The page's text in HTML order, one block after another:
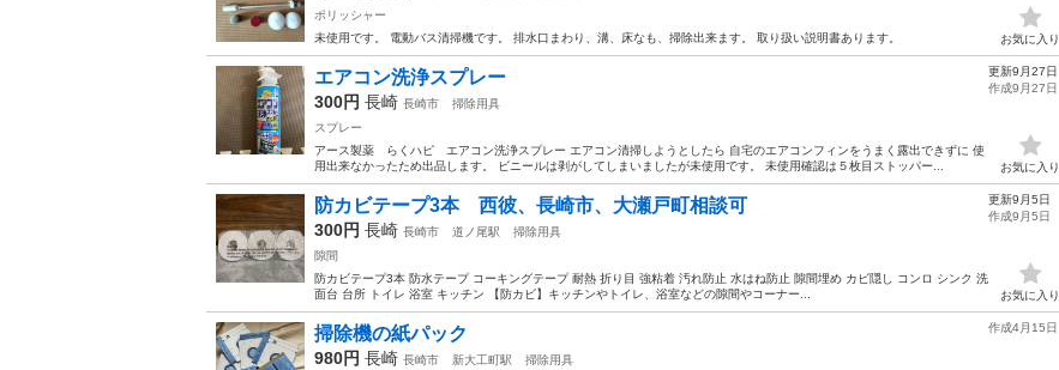
ポリッシャー
未使用です。 電動バス清掃機です。 排水口まわり、溝、床なも、掃除出来ます。 取り扱い説明書あります。
お気に入り
エアコン洗浄スプレー
300円 長崎 長崎市
掃除用具
スプレー
アース製薬 らくハピ エアコン洗浄スプレー エアコン清掃しようとしたら 自宅のエアコンフィンをうまく露出できずに 使
用出来なかったため出品します。 ビニールは剥がしてしまいましたが未使用です。 未使用確認は５枚目ストッパー...
更新9月27日
作成9月27日
お気に入り
防カビテープ3本 西彼、長崎市、大瀬戸町相談可
300円 長崎 長崎市 道ノ尾駅
掃除用具
隙間
防カビテープ3本 防水テープ コーキングテープ 耐熱 折り目 強粘着 汚れ防止 水はね防止 隙間埋め カビ隠し コンロ シンク 洗
面台 台所 トイレ 浴室 キッチン 【防カビ】キッチンやトイレ、浴室などの隙間やコーナー...
更新9月5日
作成9月5日
お気に入り
掃除機の紙パック
980円 長崎 長崎市 新大工町駅 掃除用具
作成4月15日